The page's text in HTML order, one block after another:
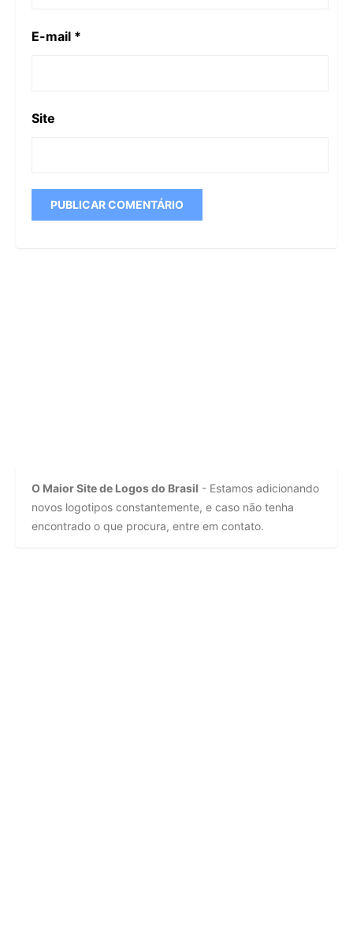
E-mail *
Site
O Maior Site de Logos do Brasil - Estamos adicionando
novos logotipos constantemente, e caso não tenha
encontrado o que procura, entre em contato.